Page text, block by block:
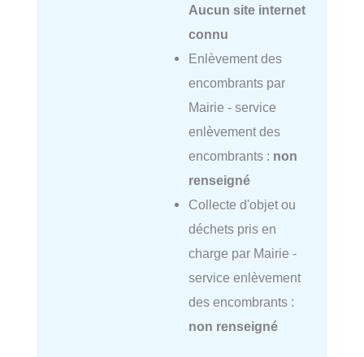
Aucun site internet
connu
Enlèvement des
encombrants par
Mairie - service
enlèvement des
encombrants : non
renseigné
Collecte d'objet ou
déchets pris en
charge par Mairie -
service enlèvement
des encombrants :
non renseigné